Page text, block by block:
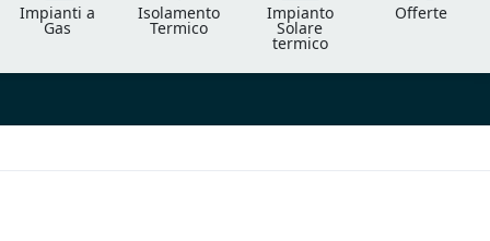
Impianti a
Gas
Isolamento
Termico
Impianto
Solare
termico
Offerte